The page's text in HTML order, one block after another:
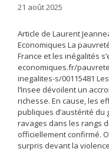
21 août 2025
Article de Laurent
Economiques La
France et les inégalités
economiques.fr/
inegalites-s/00115481
l’Insee dévoilent un
richesse. En cause, les
publiques d’austérité
ravages dans les rangs
officiellement confirmé.
surpris devant la